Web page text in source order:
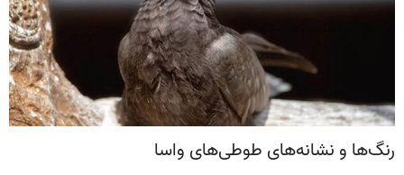
رنگ‌ها و نشانه‌های طوطی‌های واسا